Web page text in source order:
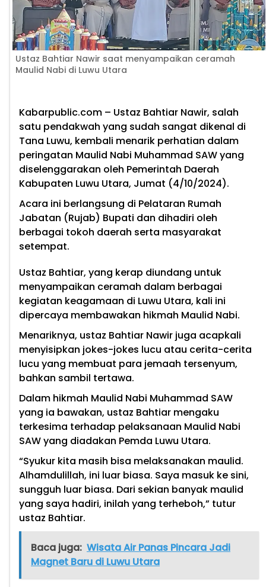
Ustaz Bahtiar Nawir saat menyampaikan ceramah
Maulid Nabi di Luwu Utara
Kabarpublic.com – Ustaz Bahtiar Nawir, salah
satu pendakwah yang sudah sangat dikenal di
Tana Luwu, kembali menarik perhatian dalam
peringatan Maulid Nabi Muhammad SAW yang
diselenggarakan oleh Pemerintah Daerah
Kabupaten Luwu Utara, Jumat (4/10/2024).
Acara ini berlangsung di Pelataran Rumah
Jabatan (Rujab) Bupati dan dihadiri oleh
berbagai tokoh daerah serta masyarakat
setempat.
Ustaz Bahtiar, yang kerap diundang untuk
menyampaikan ceramah dalam berbagai
kegiatan keagamaan di Luwu Utara, kali ini
dipercaya membawakan hikmah Maulid Nabi.
Menariknya, ustaz Bahtiar Nawir juga acapkali
menyisipkan jokes-jokes lucu atau cerita-cerita
lucu yang membuat para jemaah tersenyum,
bahkan sambil tertawa.
Dalam hikmah Maulid Nabi Muhammad SAW
yang ia bawakan, ustaz Bahtiar mengaku
terkesima terhadap pelaksanaan Maulid Nabi
SAW yang diadakan Pemda Luwu Utara.
“Syukur kita masih bisa melaksanakan maulid.
Alhamdulillah, ini luar biasa. Saya masuk ke sini,
sungguh luar biasa. Dari sekian banyak maulid
yang saya hadiri, inilah yang terheboh,” tutur
ustaz Bahtiar.
Baca juga: Wisata Air Panas Pincara Jadi
Magnet Baru di Luwu Utara